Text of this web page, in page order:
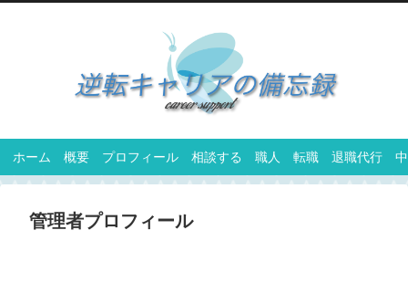
ホーム 概要 プロフィール 相談する 職人 転職 退職代行
管理者プロフィール